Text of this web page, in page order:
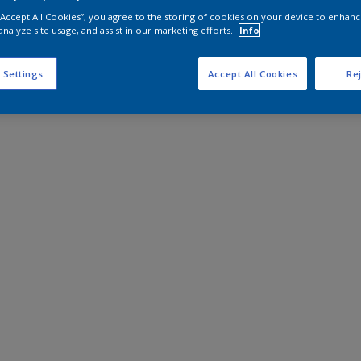
All Cookies”, you agree to the storing of cookies on your device to
site usage, and assist in our marketing efforts.
Info
Settings Accept All Cookies